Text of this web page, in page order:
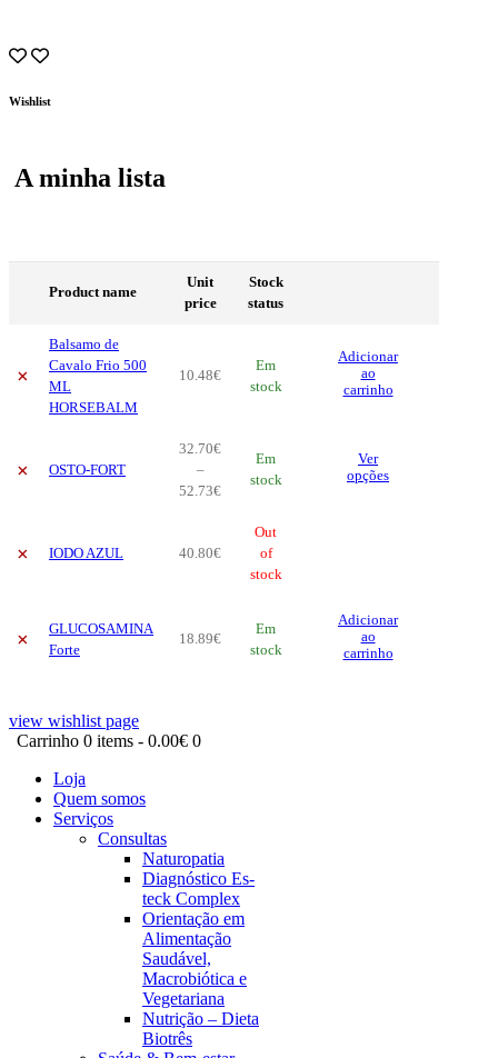
Wishlist
A minha lista
Product name
Unit
price
Stock
status
×
Balsamo de
Cavalo Frio 500
ML
HORSEBALM
10 48€
Em
stock
Adicionar
ao
carrinho
× OSTO-FORT
32 70€
–
52 73€Price
€
through
73€
Em
stock
Ver
opções
× IODO AZUL 40 80€
Out
of
stock
×
GLUCOSAMINA
Forte
18 89€
Em
stock
Adicionar
ao
carrinho
view wishlist page
Carrinho 0 items - 0.00€ 0
Loja
Quem somos
Serviços
Consultas
Naturopatia
Diagnóstico Es-
teck Complex
Orientação em
Alimentação
Saudável,
Macrobiótica e
Vegetariana
Nutrição – Dieta
Biotrês